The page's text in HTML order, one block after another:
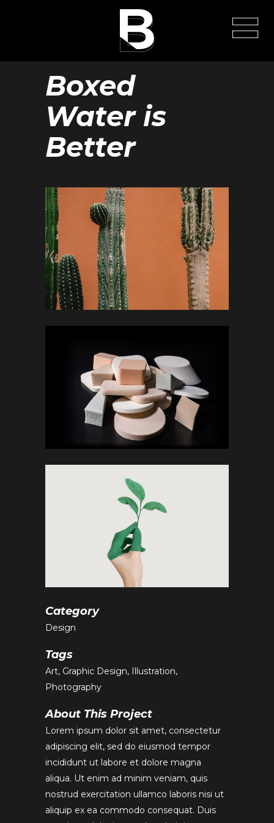
Boxed
Water is
Better
Category
Design
Tags
Art, Graphic Design, Illustration,
Photography
About This Project
Lorem ipsum dolor sit amet, consectetur
adipiscing elit, sed do eiusmod tempor
incididunt ut labore et dolore magna
aliqua. Ut enim ad minim veniam, quis
nostrud exercitation ullamco laboris nisi ut
aliquip ex ea commodo consequat. Duis